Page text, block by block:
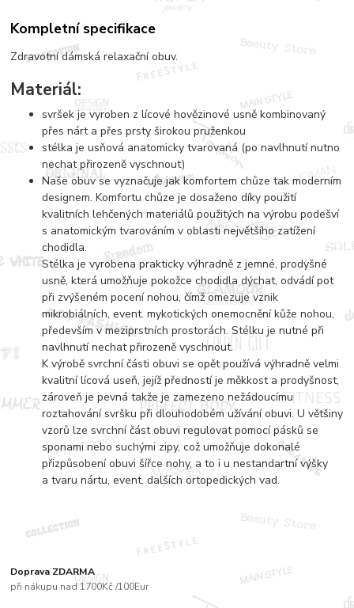
Doprava ZDARMA
při nákupu nad 1700Kč /100Eur
Kompletní specifikace
Zdravotní dámská relaxační obuv.
Materiál:
svršek je vyroben z lícové hovězinové usně kombinovaný
přes nárt a přes prsty širokou pruženkou
stélka je usňová anatomicky tvarovaná (po navlhnutí nutno
nechat přirozeně vyschnout)
Naše obuv se vyznačuje jak komfortem chůze tak moderním
designem. Komfortu chůze je dosaženo díky použití
kvalitních lehčených materiálů použitých na výrobu podešví
s anatomickým tvarováním v oblasti největšího zatížení
chodidla.
Stélka je vyrobena prakticky výhradně z jemné, prodyšné
usně, která umožňuje pokožce chodidla dýchat, odvádí pot
při zvýšeném pocení nohou, čímž omezuje vznik
mikrobiálních, event. mykotických onemocnění kůže nohou,
především v meziprstních prostorách. Stélku je nutné při
navlhnutí nechat přirozeně vyschnout.
K výrobě svrchní části obuvi se opět používá výhradně velmi
kvalitní lícová useň, jejíž předností je měkkost a prodyšnost,
zároveň je pevná takže je zamezeno nežádoucímu
roztahování svršku při dlouhodobém užívání obuvi. U většiny
vzorů lze svrchní část obuvi regulovat pomocí pásků se
sponami nebo suchými zipy, což umožňuje dokonalé
přizpůsobení obuvi šířce nohy, a to i u nestandartní výšky
a tvaru nártu, event. dalších ortopedických vad.